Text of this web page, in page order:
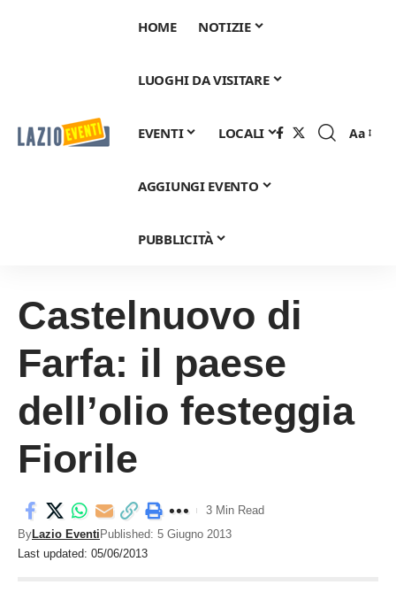
HOME NOTIZIE
LUOGHI DA VISITARE
EVENTI LOCALI
AGGIUNGI EVENTO
PUBBLICITÀ
Font
Aa
Castelnuovo di
Farfa: il paese
dell’olio festeggia
Fiorile
Last updated: 05/06/2013
ByLazio Eventi Published: 5 Giugno 2013
3 Min Read